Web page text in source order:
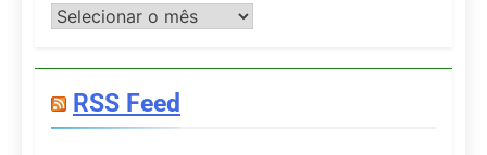
Postagens
RSS Feed